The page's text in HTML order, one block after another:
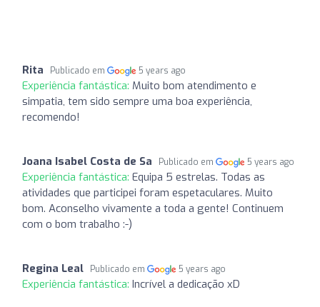
Rita Publicado em 5 years ago
Experiência fantástica: Muito bom atendimento e
simpatia, tem sido sempre uma boa experiência,
recomendo!
Joana Isabel Costa de Sa Publicado em 5 years ago
Experiência fantástica: Equipa 5 estrelas. Todas as
atividades que participei foram espetaculares. Muito
bom. Aconselho vivamente a toda a gente! Continuem
com o bom trabalho :-)
Regina Leal Publicado em 5 years ago
Experiência fantástica: Incrível a dedicação xD